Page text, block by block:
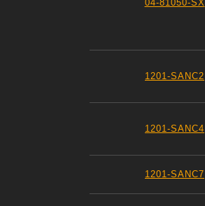
04-81050-SX
1201-SANC2
1201-SANC4
1201-SANC7